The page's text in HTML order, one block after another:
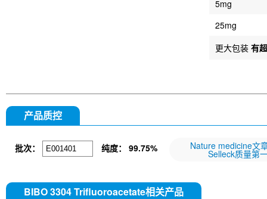
5mg
25mg
更大包装 有
产品质控
批次： 纯度： 99.75% Nature medicine文
Selleck质量第
BIBO 3304 Trifluoroacetate相关产品